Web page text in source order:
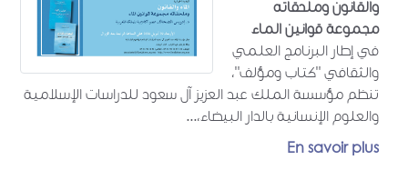
والقانون وملحقاته
مجموعة قوانين الماء
في إطار البرنامج العلمي
والثقافي "كتاب ومؤلف"،
تنظم مؤسسة الملك عبد العزيز آل سعود للدراسات الإسلامية
والعلوم الإنسانية بالدار البيضاء،...
En savoir plus